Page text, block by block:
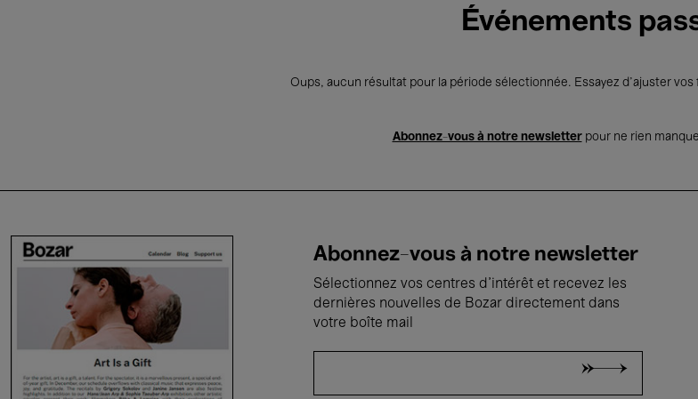
Événements
Oups, aucun résultat pour la période sélectionnée. Essayez d’ajuster
Abonnez-vous à notre newsletterpour ne rien
Abonnez-vous à notre newsletter
Sélectionnez vos centres d'intérêt et recevez les
dernières nouvelles de Bozar directement dans
votre boîte mail